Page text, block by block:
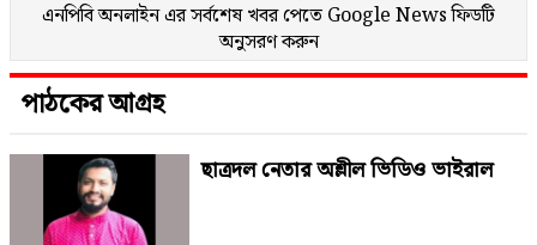
এনপিবি অনলাইন এর সর্বশেষ খবর পেতে Google Newsফিডটি
অনুসরণ করুন
পাঠকের আগ্রহ
ছাত্রদল নেতার অশ্লীল ভিডিও ভাইরাল